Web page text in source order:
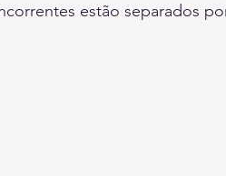
estão separados